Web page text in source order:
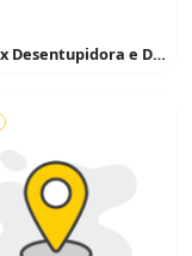
Higi Box Desentupidora e Dedetizadora